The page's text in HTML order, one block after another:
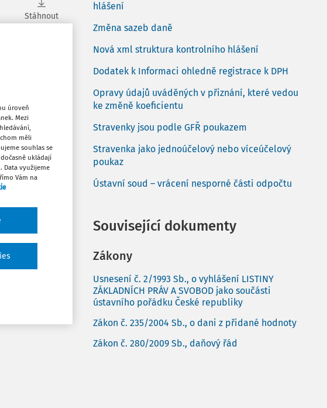
Stáhnout
Poznámka
hlášení
Změna sazeb daně
Nová xml struktura kontrolního hlášení
Dodatek k Informaci ohledně registrace k DPH
Opravy údajů uváděných v přiznání, které vedou
ke změně koeficientu
Stravenky jsou podle GFŘ poukazem
Stravenka jako jednoúčelový nebo víceúčelový
poukaz
Ústavní soud – vrácení nesporné části odpočtu
Související dokumenty
Zákony
Usnesení č. 2/1993 Sb., o vyhlášení LISTINY
ZÁKLADNÍCH PRÁV A SVOBOD jako součásti
ústavního pořádku České republiky
Zákon č. 235/2004 Sb., o dani z přidané hodnoty
Zákon č. 280/2009 Sb., daňový řád
úroveň
Mezi
měli
souhlas se
ukládají
Data využijeme
Vám na